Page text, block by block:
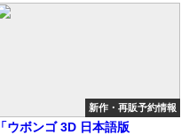
新作・再販予約情報
「ウボンゴ 3D 日本語版